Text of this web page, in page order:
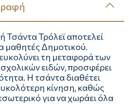
Τσάντα Τρόλεϊ αποτελεί
μαθητές Δημοτικού.
τη μεταφορά των
ειδών, προσφέρει
Η τσάντα διαθέτει
κίνηση, καθώς
για να χωράει όλα